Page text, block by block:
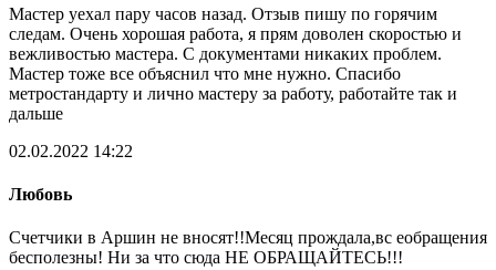
Мастер уехал пару часов назад. Отзыв пишу по горячим
следам. Очень хорошая работа, я прям доволен скоростью и
вежливостью мастера. С документами никаких проблем.
Мастер тоже все объяснил что мне нужно. Спасибо
метростандарту и лично мастеру за работу, работайте так и
дальше
02.02.2022 14:22
Любовь
Счетчики в Аршин не вносят!!Месяц прождала,вс еобращения
бесполезны! Ни за что сюда НЕ ОБРАЩАЙТЕСЬ!!!